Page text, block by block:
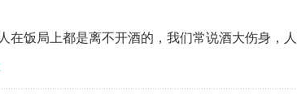
在饭局上都是离不开酒的，我们常说酒大伤身，